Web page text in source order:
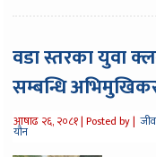
वडा स्तरका युवा
सम्बन्धि
आषाढ २६, २०८१ |Posted by |
यौन